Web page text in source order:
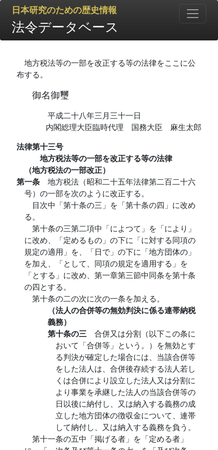
日本研究のための歴史情報
法令データベース
地方税法等の一部を改正する等の法律をここに公
布する。
御名御璽
平成二十八年三月三十一日
内閣総理大臣臨時代理 国務大臣 麻生太郎
法律第十三号
地方税法等の一部を改正する等の法律
（地方税法の一部改正）
第一条 地方税法（昭和二十五年法律第二百二十六
号）の一部を次のように改正する。
目次中「第十条の三」を「第十条の四」に改め
る。
第十条の三第二項中「によつて」を「により」
に改め、「定めるもの」の下に「に対する同項の
規定の適用」を、「日で」の下に「地方団体の」
を加え、「として、同項の規定を適用する」を
「とする」に改め、第一章第三節中同条を第十条
の四とする。
第十条の二の次に次の一条を加える。
（法人の合併等の無効判決に係る連帯納税
義務）
第十条の三 合併又は分割（以下この条に
おいて「合併等」という。）を無効とす
る判決が確定した場合には、当該合併等
をした法人は、合併後存続する法人若し
くは合併により設立した法人又は分割に
より事業を承継した法人の当該合併等の
日以後に納付し、又は納入する義務の成
立した地方団体の徴収金について、連帯
して納付し、又は納入する義務を負う。
第十一条の五中「掲げる者」を「定める者」